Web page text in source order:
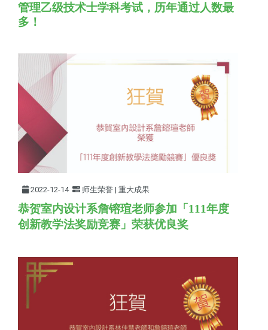
管理乙级技术士学科考试，历年通过人数最
多！
2022-12-14 师生荣誉 | 重大成果
恭贺室内设计系詹镕瑄老师参加「111年度
创新教学法奖励竞赛 」荣获优良奖